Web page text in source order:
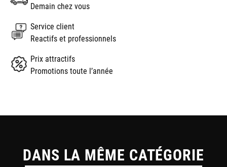
Demain chez vous
Service client
Reactifs et professionnels
Prix attractifs
Promotions toute l’année
DANS LA MÊME CATÉGORIE